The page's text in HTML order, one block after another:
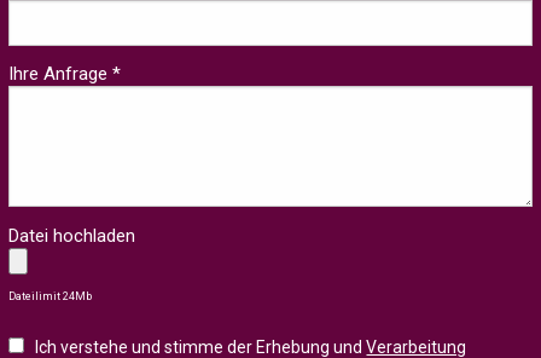
Ihre Anfrage *
Datei hochladen
Dateilimit 24Mb
Ich verstehe und stimme der Erhebung undVerarbeitung